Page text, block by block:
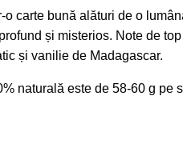
carte bună alături de o
și misterios. Note de top
și vanilie de Madagascar.
naturală este de 58-60 g pe